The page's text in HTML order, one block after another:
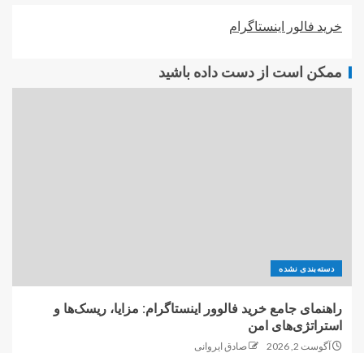
خرید فالور اینستاگرام
ممکن است از دست داده باشید
دسته‌بندی نشده
راهنمای جامع خرید فالوور اینستاگرام: مزایا، ریسک‌ها و
استراتژی‌های امن
آگوست 2, 2026 صادق ایروانی